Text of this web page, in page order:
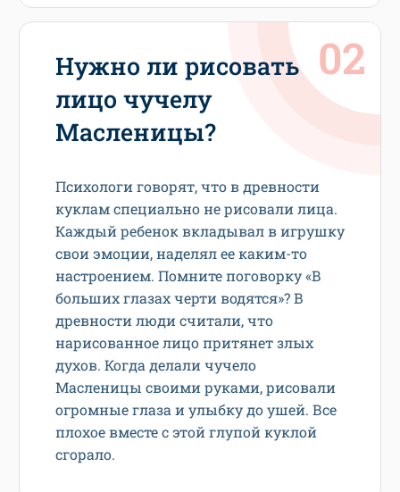
Нужно ли рисовать
лицо чучелу
Масленицы?
Психологи говорят, что в древности
куклам специально не рисовали лица.
Каждый ребенок вкладывал в игрушку
свои эмоции, наделял ее каким-то
настроением. Помните поговорку «В
больших глазах черти водятся»? В
древности люди считали, что
нарисованное лицо притянет злых
духов. Когда делали чучело
Масленицы своими руками, рисовали
огромные глаза и улыбку до ушей. Все
плохое вместе с этой глупой куклой
сгорало.